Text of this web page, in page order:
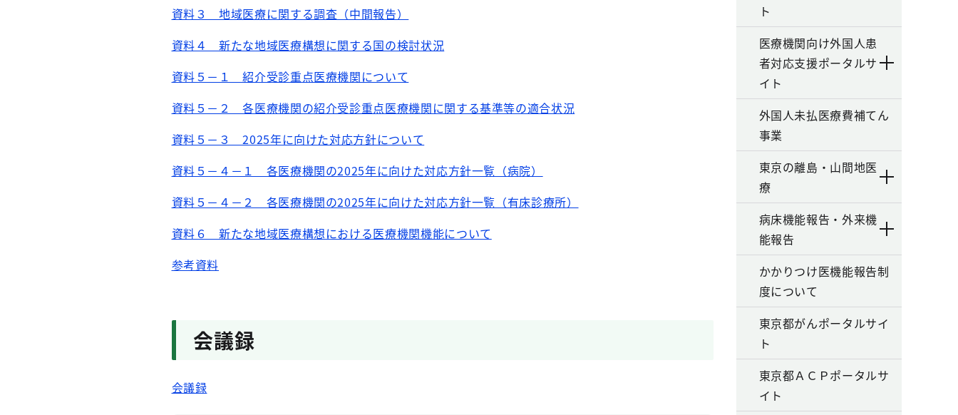
資料３ 地域医療に関する調査（中間報告）
資料４ 新たな地域医療構想に関する国の検討状況
資料５－１ 紹介受診重点医療機関について
資料５－２ 各医療機関の紹介受診重点医療機関に関する基準等の適合状況
資料５－３ 2025年に向けた対応方針について
資料５－４－１ 各医療機関の2025年に向けた対応方針一覧（病院）
資料５－４－２ 各医療機関の2025年に向けた対応方針一覧（有床診療所）
資料６ 新たな地域医療構想における医療機関機能について
参考資料
会議録
会議録
ト
医療機関向け外国人患
者対応支援ポータルサ
イト
外国人未払医療費補てん
事業
東京の離島・山間地医
療
病床機能報告・外来機
能報告
かかりつけ医機能報告制
度について
東京都がんポータルサイ
ト
東京都ＡＣＰポータルサ
イト